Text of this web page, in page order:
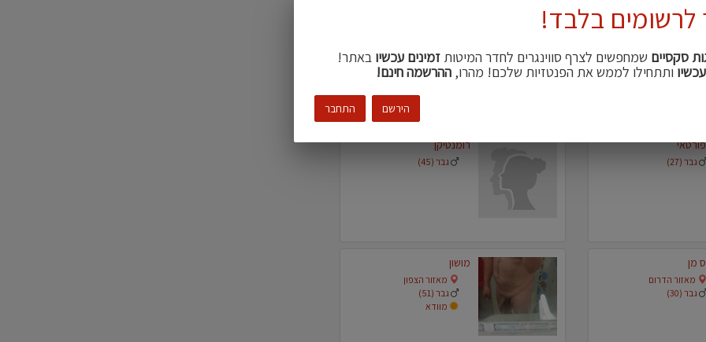
Kinki
גבר (37)
גבר (45)
גבר (27)
רומנטיקן
גבר (45)
מן
מאזור הדרום
גבר (30)
מושון
מאזור הצפון
גבר (51)
מוודא
לרשומים בלבד!
סקסיים שמחפשים לצרף סווינגרים לחדר המיטותזמינים עכשיו באתר!
ותתחילו לממש את הפנטזיות שלכם! מהרו,ההרשמה חינם!
הירשם התחבר